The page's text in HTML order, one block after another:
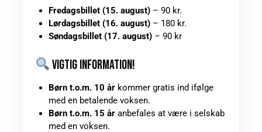
Fredagsbillet (15. august)– 90 kr.
Lørdagsbillet (16. august)– 180 kr.
Søndagsbillet (17. august)– 90 kr
VIGTIG INFORMATION!
Børn t.o.m. 10 årkommer gratis ind ifølge
med en betalende voksen.
Børn t.o.m. 15 åranbefales at være i selskab
med en voksen.